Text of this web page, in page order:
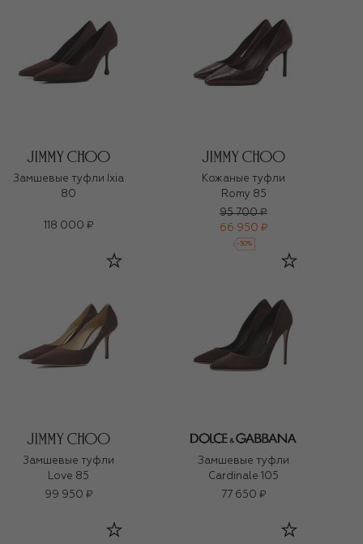
Замшевые туфли Ixia
80
118 000 ₽
Кожаные туфли
Romy 85
95 700 ₽
66 950 ₽
-30%
Замшевые туфли
Love 85
99 950 ₽
Замшевые туфли
Cardinale 105
77 650 ₽